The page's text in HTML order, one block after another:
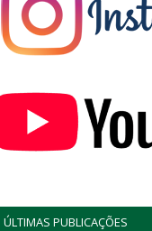
ÚLTIMAS PUBLICAÇÕES